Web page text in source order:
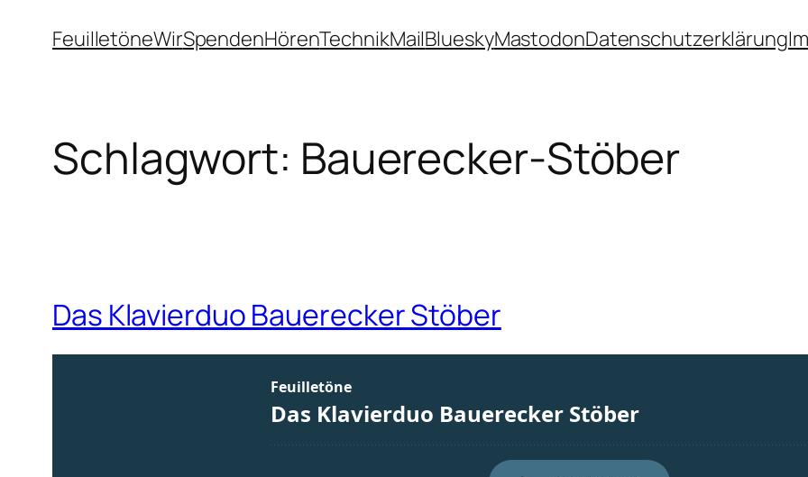
InhaltFeuilletöneWirSpendenHörenTechnikMailBlueskyMastodonDatenschutzerklärung
Schlagwort: Bauerecker-Stöber
Das Klavierduo Bauerecker Stöber